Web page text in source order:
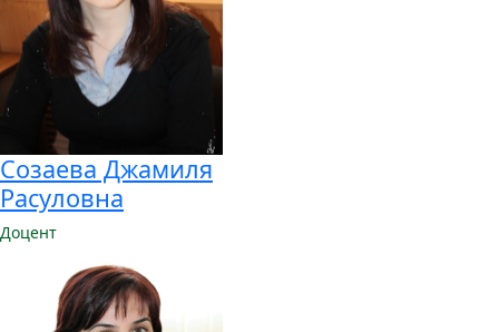
Созаева Джамиля
Расуловна
Доцент